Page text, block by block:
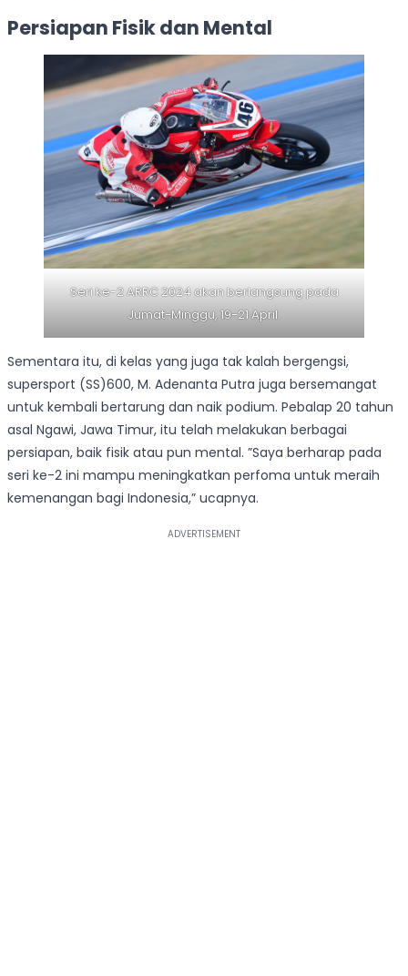
Persiapan Fisik dan Mental
Seri ke-2 ARRC 2024 akan berlangsung pada
Jumat-Minggu, 19-21 April.
Sementara itu, di kelas yang juga tak kalah bergengsi,
supersport (SS)600, M. Adenanta Putra juga bersemangat
untuk kembali bertarung dan naik podium. Pebalap 20 tahun
asal Ngawi, Jawa Timur, itu telah melakukan berbagai
persiapan, baik fisik atau pun mental. ”Saya berharap pada
seri ke-2 ini mampu meningkatkan perfoma untuk meraih
kemenangan bagi Indonesia,” ucapnya.